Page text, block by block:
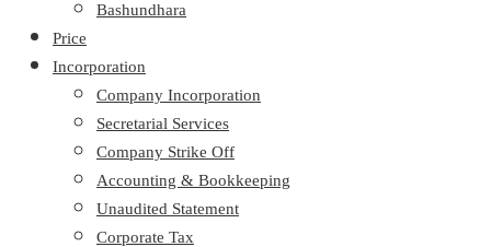
Bashundhara
Price
Incorporation
Company Incorporation
Secretarial Services
Company Strike Off
Accounting & Bookkeeping
Unaudited Statement
Corporate Tax